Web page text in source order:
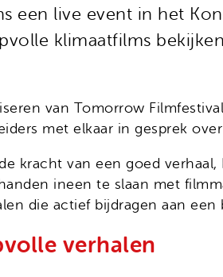
een live event in het
klimaatfilms
van Tomorrow
met elkaar in gesprek
kracht van een goed
ineen te slaan met
die actief bijdragen aan een
verhalen